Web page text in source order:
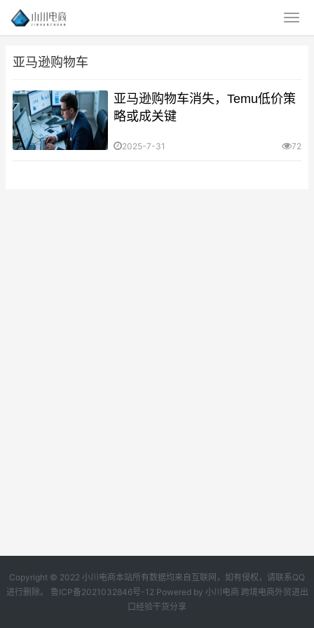
亚马逊购物车
亚马逊购物车消失，Temu低价策
略或成关键
2025-7-31 72
Copyright © 2022 小川电商本站所有数据均来自互联网，如有侵权，请联系QQ
进行删除。 鲁ICP备2021032846号-12 Powered by 小川电商 跨境电商外贸进出
口经验干货分享